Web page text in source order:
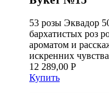
53 розы Эквадор
бархатистых роз
ароматом и
искренних
12 289,00 Р
Купить